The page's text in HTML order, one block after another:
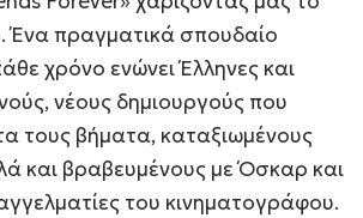
Ένα πραγματικά σπουδαίο
χρόνο ενώνει Έλληνες και
νέους δημιουργούς που
τους βήματα, καταξιωμένους
και βραβευμένους με Όσκαρ και
του κινηματογράφου.